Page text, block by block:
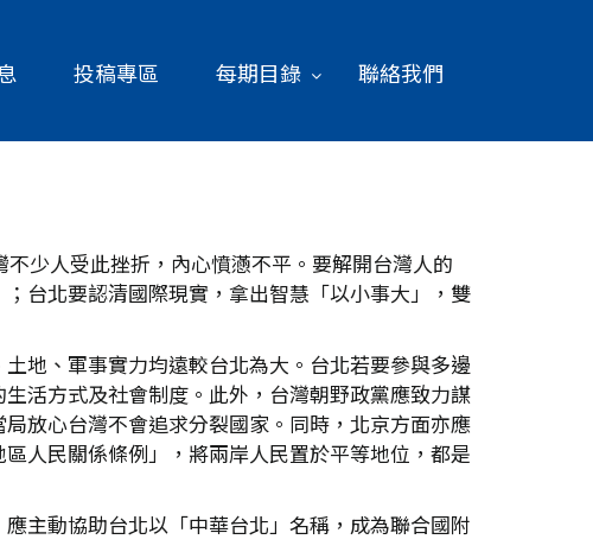
投稿專區 每期目錄 聯絡我們
少人受此挫折，內心憤懣不平。要解開台灣人的
台北要認清國際現實，拿出智慧「以小事大」，雙
地、軍事實力均遠較台北為大。台北若要參與多邊
活方式及社會制度。此外，台灣朝野政黨應致力謀
放心台灣不會追求分裂國家。同時，北京方面亦應
人民關係條例」，將兩岸人民置於平等地位，都是
主動協助台北以「中華台北」名稱，成為聯合國附